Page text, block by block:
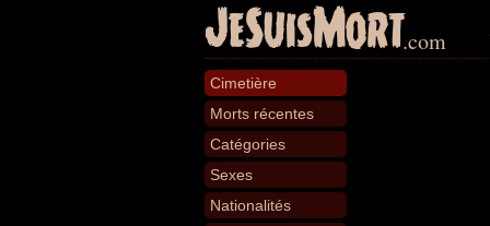
JeSuisMort.com
Cimetière
Morts récentes
Catégories
Sexes
Nationalités